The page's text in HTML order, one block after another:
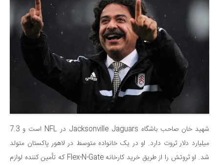
شهید خان صاحب باشگاه Jacksonville Jaguars در NFL است و 7.3
میلیارد دلار ثروت دارد. او در یک خانواده متوسط در لاهور پاکستان متولد
شد. او ثروتش را از طریق خرید کارخانه Flex-N-Gate که تأمین کننده لوازم